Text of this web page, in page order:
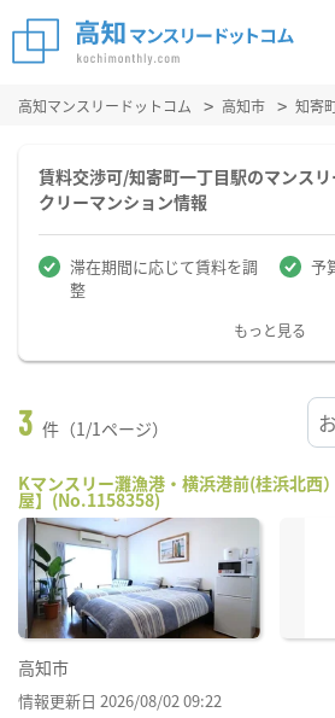
高知マンスリードットコム 高知市 知寄
賃料交渉可/知寄町一丁目駅のマンス
クリーマンション情報
滞在期間に応じて賃料を調
整
予
もっと見る
3 件（1/1ページ）
Kマンスリー灘漁港・横浜港前(桂浜北西
屋】(No.1158358)
高知市
情報更新日 2026/08/02 09:22